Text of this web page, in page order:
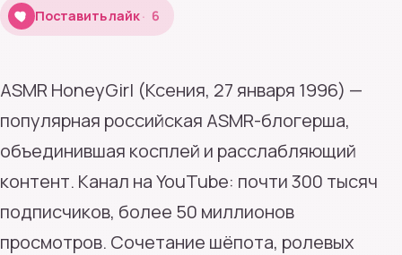
Поставить лайк
6
6
ASMR HoneyGirl (Ксения, 27 января 1996) —
популярная российская ASMR-блогерша,
объединившая косплей и расслабляющий
контент. Канал на YouTube: почти 300 тысяч
подписчиков, более 50 миллионов
просмотров. Сочетание шёпота, ролевых